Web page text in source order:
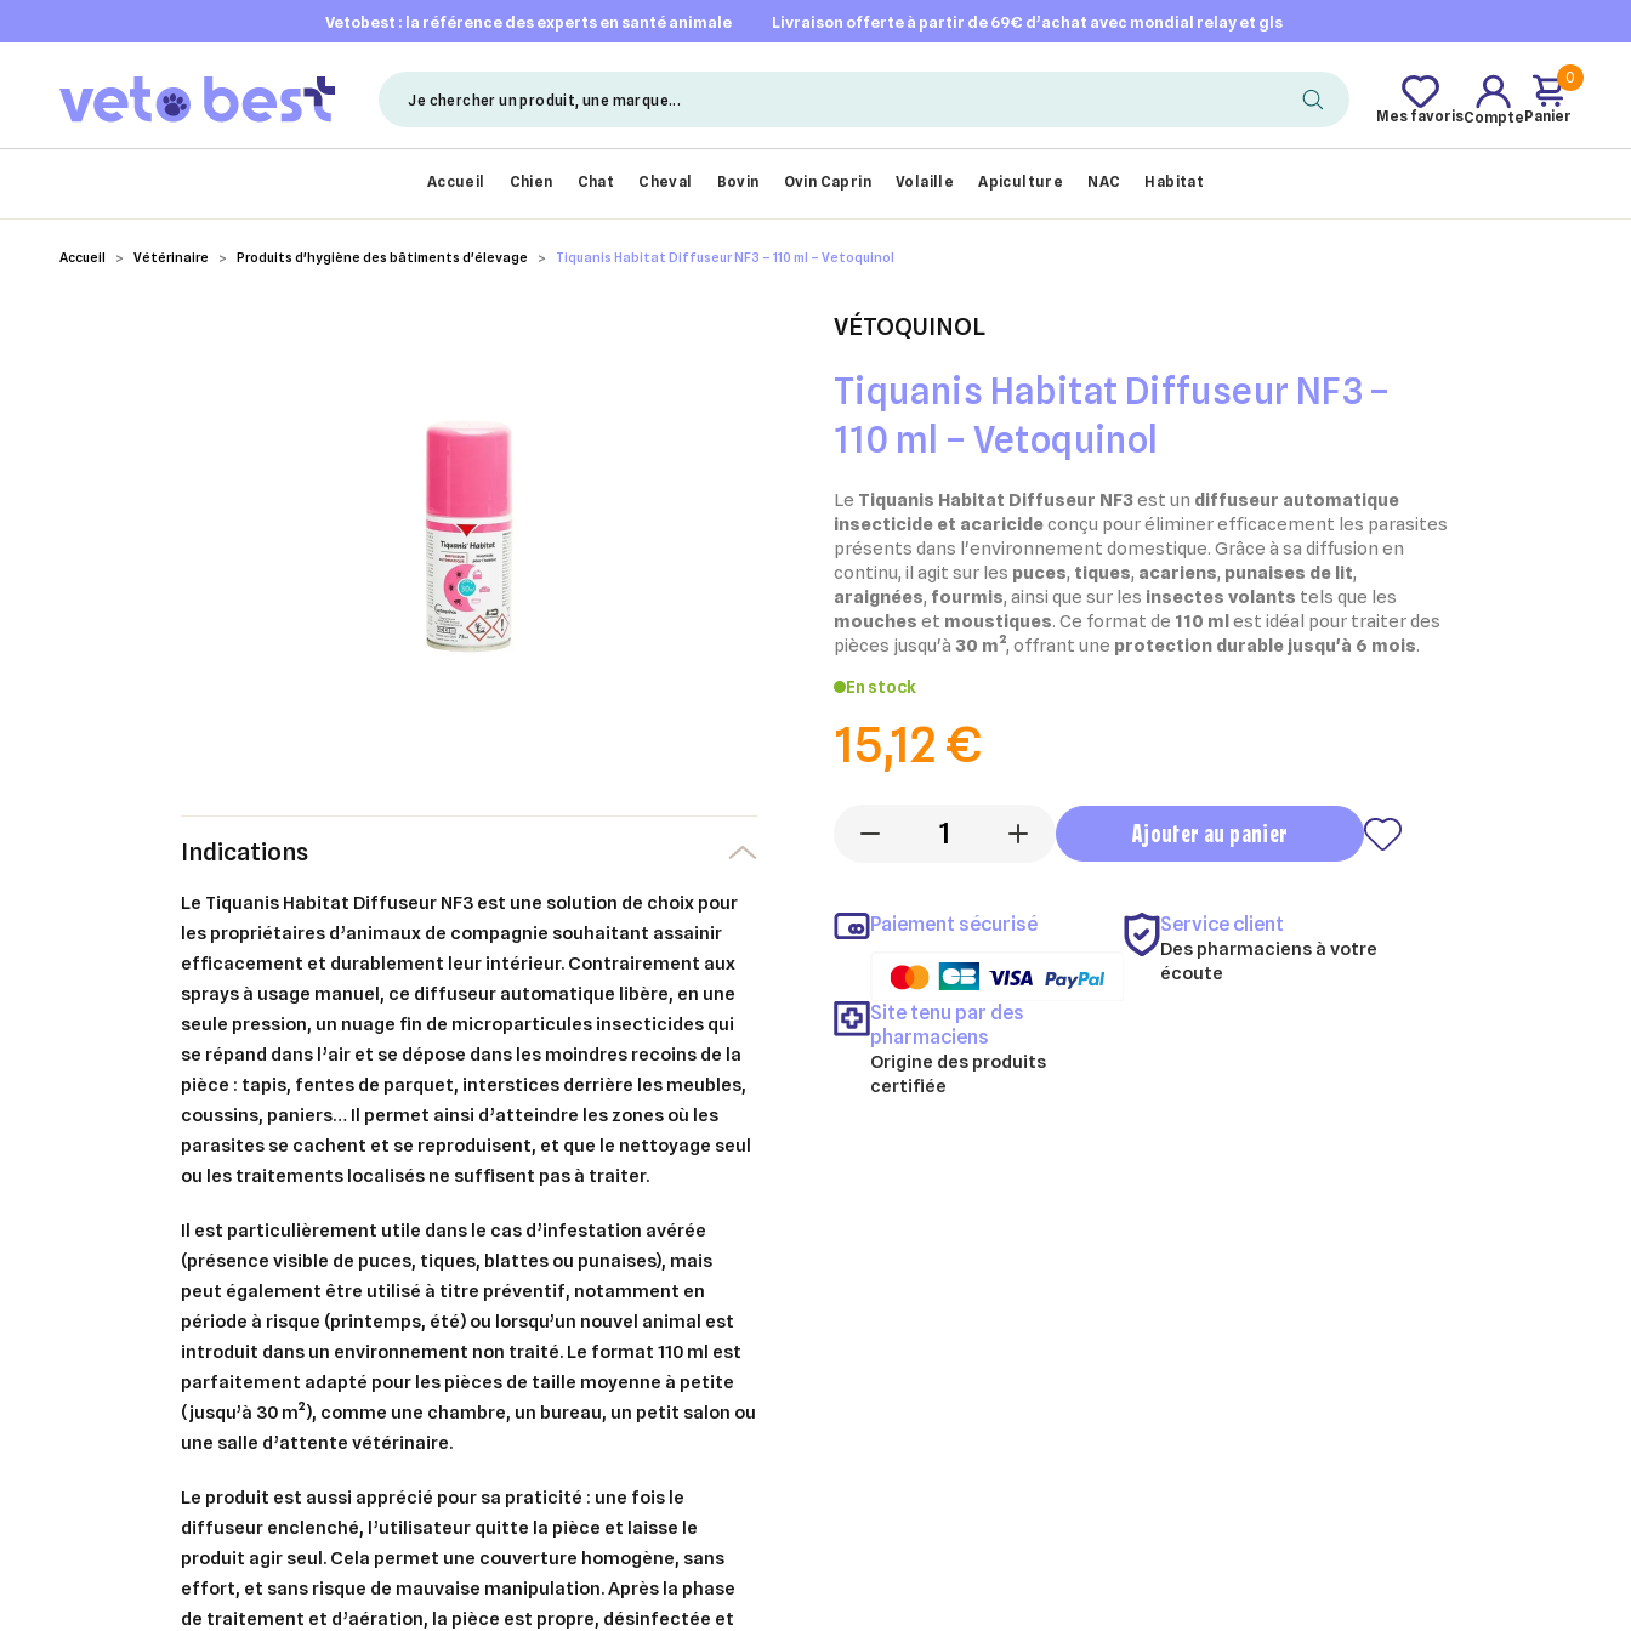
vetobest : la référence des experts en santé animale livraison offerte à partir de 69€ d’achat avec mondial relay et gls
Mes favorisCompte
0
Panier
Accueil Chien Chat Cheval Bovin Ovin Caprin Volaille Apiculture NAC Habitat
Accueil Vétérinaire Produits d'hygiène des bâtiments d'élevage Tiquanis Habitat Diffuseur NF3 – 110 ml – Vetoquinol
VÉTOQUINOL
Tiquanis Habitat Diffuseur NF3 –
110 ml – Vetoquinol
Le Tiquanis Habitat Diffuseur NF3est un diffuseur automatique
insecticide et acaricideconçu pour éliminer efficacement les parasites
présents dans l'environnement domestique. Grâce à sa diffusion en
continu, il agit sur les puces, tiques, acariens, punaises de lit,
araignées, fourmis, ainsi que sur les insectes volants tels que les
mouches et moustiques. Ce format de 110 mlest idéal pour traiter des
pièces jusqu'à 30 m², offrant une protection durable jusqu'à 6 mois.
En stock
15,12 €
- + Ajouter au panier
Paiement sécurisé Service client
Des pharmaciens à votre
écoute
Site tenu par des
pharmaciens
Origine des produits
certifiée
Indications
Le Tiquanis Habitat Diffuseur NF3 est une solution de choix pour
les propriétaires d’animaux de compagnie souhaitant assainir
efficacement et durablement leur intérieur. Contrairement aux
sprays à usage manuel, ce diffuseur automatique libère, en une
seule pression, un nuage fin de microparticules insecticides qui
se répand dans l’air et se dépose dans les moindres recoins de la
pièce : tapis, fentes de parquet, interstices derrière les meubles,
coussins, paniers… Il permet ainsi d’atteindre les zones où les
parasites se cachent et se reproduisent, et que le nettoyage seul
ou les traitements localisés ne suffisent pas à traiter.
Il est particulièrement utile dans le cas d’infestation avérée
(présence visible de puces, tiques, blattes ou punaises), mais
peut également être utilisé à titre préventif, notamment en
période à risque (printemps, été) ou lorsqu’un nouvel animal est
introduit dans un environnement non traité. Le format 110 ml est
parfaitement adapté pour les pièces de taille moyenne à petite
(jusqu’à 30 m²), comme une chambre, un bureau, un petit salon ou
une salle d’attente vétérinaire.
Le produit est aussi apprécié pour sa praticité : une fois le
diffuseur enclenché, l’utilisateur quitte la pièce et laisse le
produit agir seul. Cela permet une couverture homogène, sans
effort, et sans risque de mauvaise manipulation. Après la phase
de traitement et d’aération, la pièce est propre, désinfectée et
Ajouter à ma liste d'envies
add_circle_outline Créer une nouvelle liste
Nom de la liste d'envies
Connexion
Vous devez être connecté pour ajouter des produits à votre liste d'envies.